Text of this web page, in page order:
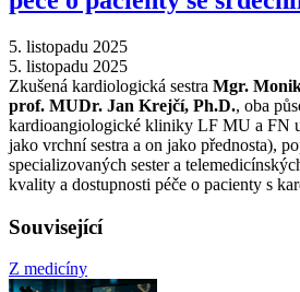
5. listopadu 2025
5. listopadu 2025
Zkušená kardiologická sestra Mgr.
prof. MUDr. Jan Krejčí, Ph.D., oba
kardioangiologické kliniky LF MU a FN
jako vrchní sestra a on jako přednosta),
specializovaných sester a
kvality a dostupnosti péče o pacienty s
Související
Z medicíny